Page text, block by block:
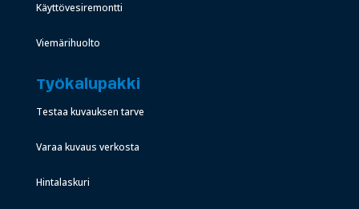
Käyttövesiremontti
Viemärihuolto
Työkalupakki
Testaa kuvauksen tarve
Varaa kuvaus verkosta
Hintalaskuri